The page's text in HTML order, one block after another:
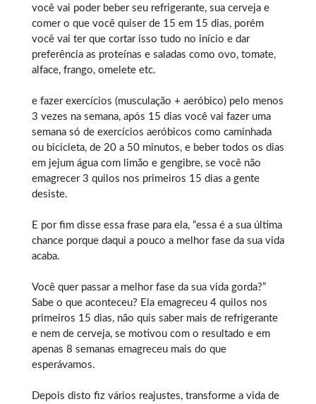
você vai poder beber seu refrigerante, sua cerveja e
comer o que você quiser de 15 em 15 dias, porém
você vai ter que cortar isso tudo no início e dar
preferência as proteínas e saladas como ovo, tomate,
alface, frango, omelete etc.
e fazer exercícios (musculação + aeróbico) pelo menos
3 vezes na semana, após 15 dias você vai fazer uma
semana só de exercícios aeróbicos como caminhada
ou bicicleta, de 20 a 50 minutos, e beber todos os dias
em jejum água com limão e gengibre, se você não
emagrecer 3 quilos nos primeiros 15 dias a gente
desiste.
E por fim disse essa frase para ela, “essa é a sua última
chance porque daqui a pouco a melhor fase da sua vida
acaba.
Você quer passar a melhor fase da sua vida gorda?”
Sabe o que aconteceu? Ela emagreceu 4 quilos nos
primeiros 15 dias, não quis saber mais de refrigerante
e nem de cerveja, se motivou com o resultado e em
apenas 8 semanas emagreceu mais do que
esperávamos.
Depois disto fiz vários reajustes, transforme a vida de